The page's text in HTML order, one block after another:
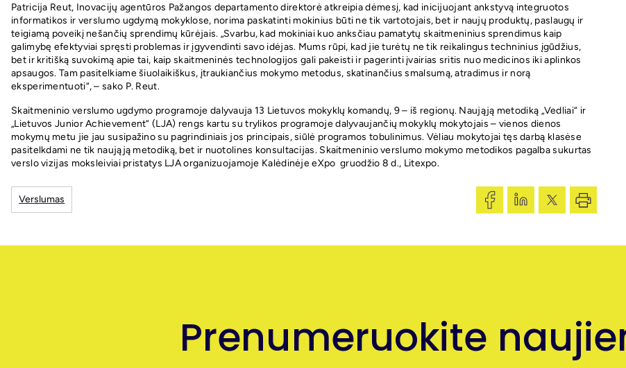
Patricija Reut, Inovacijų agentūros Pažangos departamento direktorė atkreipia dėmesį, kad inicijuojant ankstyvą integruotos
informatikos ir verslumo ugdymą mokyklose, norima paskatinti mokinius būti ne tik vartotojais, bet ir naujų produktų, paslaugų ir
teigiamą poveikį nešančių sprendimų kūrėjais. „Svarbu, kad mokiniai kuo anksčiau pamatytų skaitmeninius sprendimus kaip
galimybę efektyviai spręsti problemas ir įgyvendinti savo idėjas. Mums rūpi, kad jie turėtų ne tik reikalingus techninius įgūdžius,
bet ir kritišką suvokimą apie tai, kaip skaitmeninės technologijos gali pakeisti ir pagerinti įvairias sritis nuo medicinos iki aplinkos
apsaugos. Tam pasitelkiame šiuolaikiškus, įtraukiančius mokymo metodus, skatinančius smalsumą, atradimus ir norą
eksperimentuoti“, – sako P. Reut.
Skaitmeninio verslumo ugdymo programoje dalyvauja 13 Lietuvos mokyklų komandų, 9 – iš regionų. Naująją metodiką „Vedliai“ ir
„Lietuvos Junior Achievement“ (LJA) rengs kartu su trylikos programoje dalyvaujančių mokyklų mokytojais – vienos dienos
mokymų metu jie jau susipažino su pagrindiniais jos principais, siūlė programos tobulinimus. Vėliau mokytojai tęs darbą klasėse
pasitelkdami ne tik naująją metodiką, bet ir nuotolines konsultacijas. Skaitmeninio verslumo mokymo metodikos pagalba sukurtas
verslo vizijas moksleiviai pristatys LJA organizuojamoje Kalėdinėje eXpo gruodžio 8 d., Litexpo.
Verslumas
Prenumeruokite